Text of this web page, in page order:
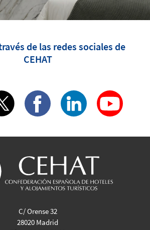
de las redes sociales de
CEHAT
C/ Orense 32
28020 Madrid